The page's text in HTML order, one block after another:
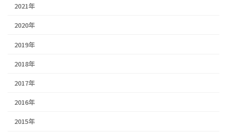
2021年
2020年
2019年
2018年
2017年
2016年
2015年